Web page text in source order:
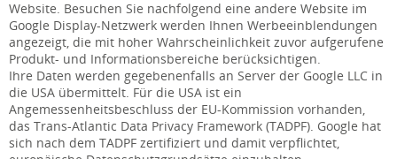
Website. Besuchen Sie nachfolgend eine andere Website im
Google Display-Netzwerk werden Ihnen Werbeeinblendungen
angezeigt, die mit hoher Wahrscheinlichkeit zuvor aufgerufene
Produkt- und Informationsbereiche berücksichtigen.
Ihre Daten werden gegebenenfalls an Server der Google LLC in
die USA übermittelt. Für die USA ist ein
Angemessenheitsbeschluss der EU-Kommission vorhanden,
das Trans-Atlantic Data Privacy Framework (TADPF). Google hat
sich nach dem TADPF zertifiziert und damit verpflichtet,